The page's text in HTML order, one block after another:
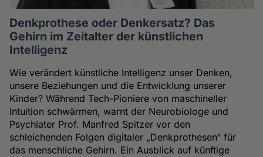
Denkprothese oder Denkersatz? Das
Gehirn im Zeitalter der künstlichen
Intelligenz
Wie verändert künstliche Intelligenz unser Denken,
unsere Beziehungen und die Entwicklung unserer
Kinder? Während Tech-Pioniere von maschineller
Intuition schwärmen, warnt der Neurobiologe und
Psychiater Prof. Manfred Spitzer vor den
schleichenden Folgen digitaler „Denkprothesen“ für
das menschliche Gehirn. Ein Ausblick auf künftige